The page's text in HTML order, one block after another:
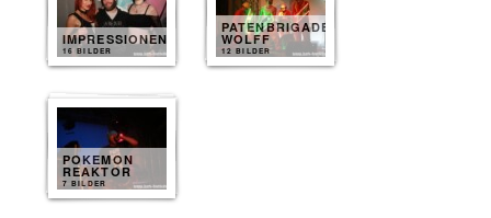
IMPRESSIONEN
16 BILDER
PATENBRIGADE
WOLFF
12 BILDER
POKEMON
REAKTOR
7 BILDER